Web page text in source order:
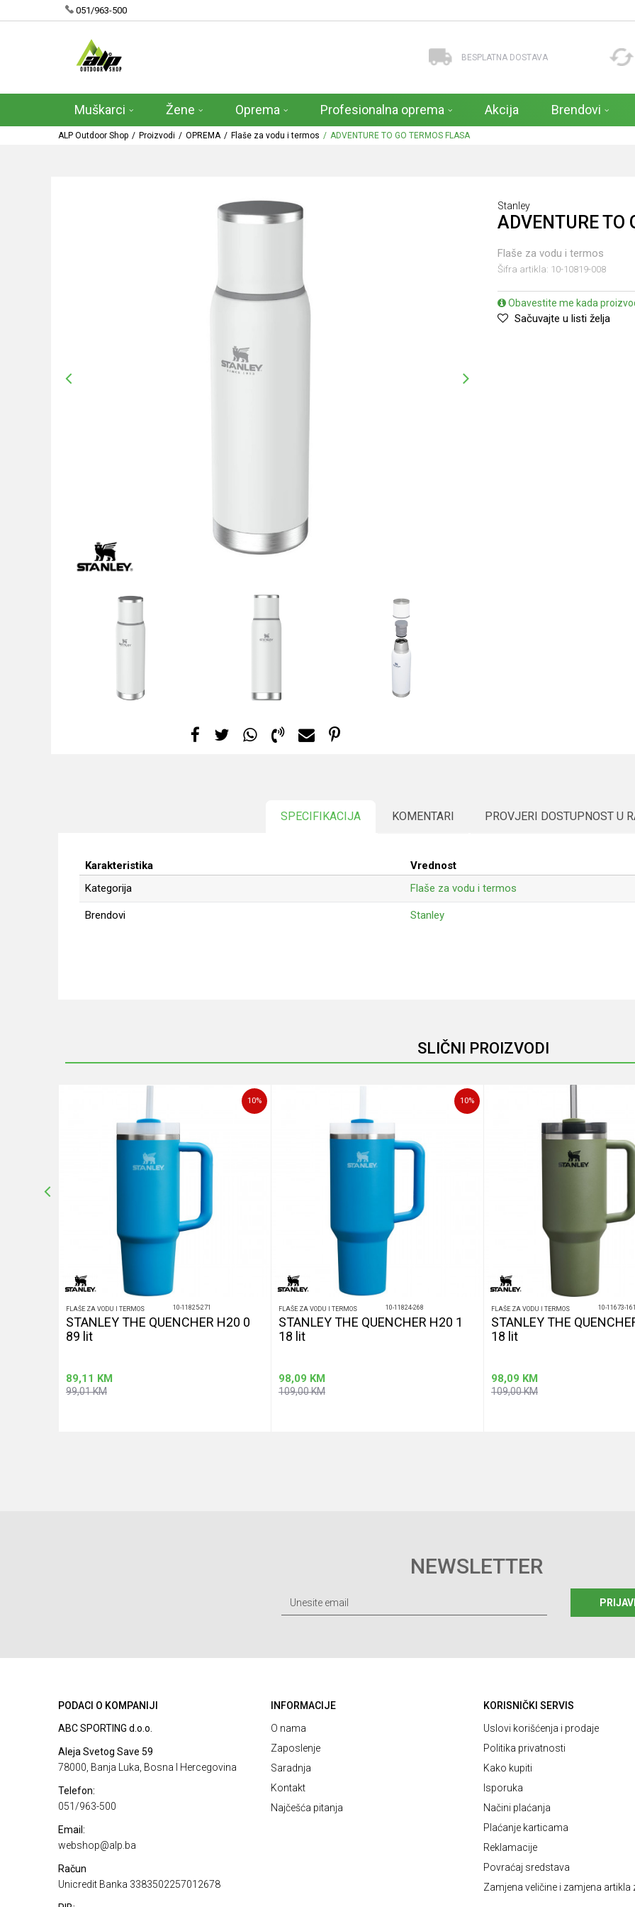
051/963-500
BESPLATNA DOSTAVA
Muškarci Žene Oprema Profesionalna oprema Akcija Brendovi
ALP Outdoor Shop Proizvodi OPREMA Flaše za vodu i termos ADVENTURE TO GO TERMOS FLASA
Stanley
ADVENTURE TO
Flaše za vodu i termos
Šifra artikla: 10-10819-008
Obavestite me kada
Sačuvajte u listi želja
SPECIFIKACIJA KOMENTARI PROVJERI DOSTUPNOST U
Karakteristika
Vrednost
Kategorija
Flaše za vodu i termos
Brendovi Stanley
POŠALJI
SLIČNI PROIZVODI
10%
FLAŠE ZA VODU I TERMOS 10-11825-271
STANLEY THE QUENCHER H20 0
89 lit
89,11 KM
99,01KM
10%
FLAŠE ZA VODU I TERMOS 10-11824-268
STANLEY THE QUENCHER H20 1
18 lit
98,09 KM
109,00KM
FLAŠE ZA VODU I TERMOS 10-11673-161
STANLEY THE
18 lit
98,09 KM
109,00KM
NEWSLETTER
PODACI O KOMPANIJI
ABC SPORTING d.o.o.
Aleja Svetog Save 59
78000, Banja Luka, Bosna I Hercegovina
Telefon:
051/963-500
Email:
webshop@alp.ba
Račun
Unicredit Banka 3383502257012678
INFORMACIJE
O nama
Zaposlenje
Saradnja
Kontakt
Najčešća pitanja
KORISNIČKI SERVIS
Uslovi korišćenja i prodaje
Politika privatnosti
Kako kupiti
Isporuka
Načini plaćanja
Plaćanje karticama
Reklamacije
Povraćaj sredstava
Zamjena veličine i zamjena artikla